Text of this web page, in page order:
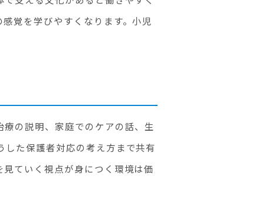
覚を学びやすくなります。小児
の説明、家庭でのケアの話、生
た保護者対応の考え方まで共有
ていく視点が身につく環境は価